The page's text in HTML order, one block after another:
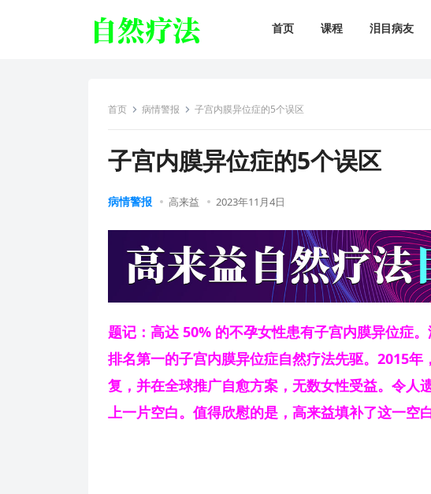
首页 课程 泪目病友
首页 病情警报 子宫内膜异位症的5个误区
子宫内膜异位症的5个误区
病情警报 高来益 2023年11月4日
题记：高达 50% 的不孕女性患有子宫内膜异位症
排名第一的子宫内膜异位症自然疗法先驱。2015
复，并在全球推广自愈方案，无数女性受益。令人
上一片空白。值得欣慰的是，高来益填补了这一空白